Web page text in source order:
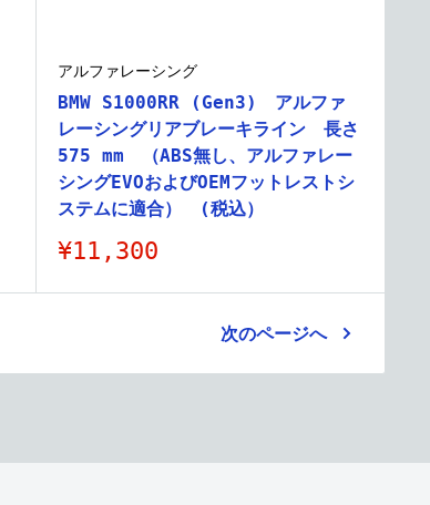
アルファレーシング
BMW S1000RR (Gen3) アルファ
レーシングリアブレーキライン 長さ
575 mm （ABS無し、アルファレー
シングEVOおよびOEMフットレストシ
ステムに適合） (税込）
販
価
¥11,300
次のページへ